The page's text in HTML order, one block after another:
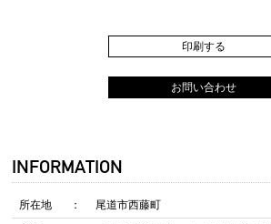
印刷する
お問い合わせ
INFORMATION
所在地 尾道市西藤町